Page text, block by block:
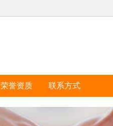
荣誉资质 联系方式